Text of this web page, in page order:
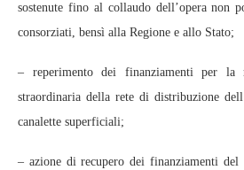
sostenute fino al collaudo dell’opera non
consorziati, bensì alla Regione e allo Stato;
– reperimento dei finanziamenti per la
straordinaria della rete di distribuzione
canalette superficiali;
– azione di recupero dei finanziamenti